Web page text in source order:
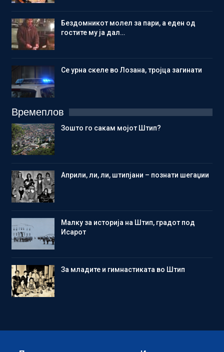
Бездомникот молел за пари, а еден од
гостите му ја дал…
Се урна скеле во Лозана, тројца загинати
Времеплов
Зошто го сакам мојот Штип?
Aприли, ли, ли, штипјани – познати шегаџии
Малку за историја на Штип, градот под
Исарот
Зa младите и гимнастиката во Штип